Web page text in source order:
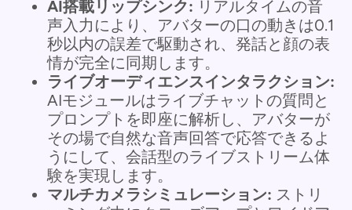
AI搭載リップシンク: リアルタイムの音
声入力により、アバターの口の動きは0.1
秒以内の誤差で駆動され、発話と顔の表
情が完全に同期します。
ライブオーディエンスインタラクション:
AIモジュールはライブチャットの質問と
プロンプトを即座に解析し、アバターが
その場で自然な音声回答で応答できるよ
うにして、会話型のライブストリーム体
験を実現します。
マルチカメラシミュレーション: ストリ